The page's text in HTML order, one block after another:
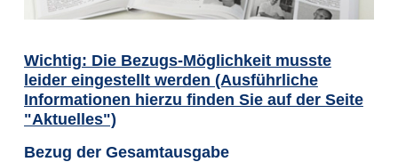
Wichtig: Die Bezugs-Möglichkeit musste
leider eingestellt werden (Ausführliche
Informationen hierzu finden Sie auf der Seite
"Aktuelles")
Bezug der Gesamtausgabe